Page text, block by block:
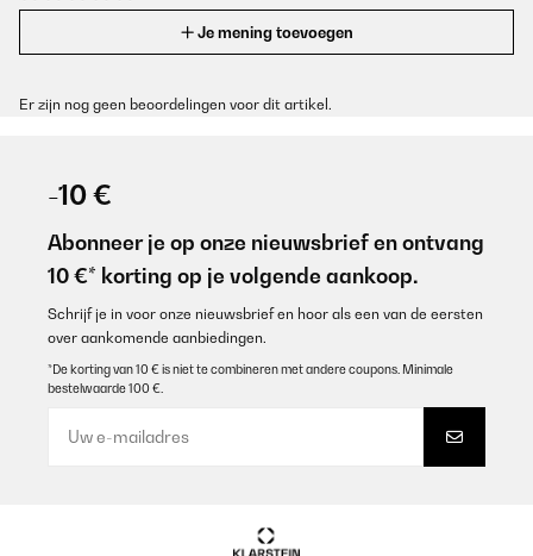
Je mening toevoegen
Er zijn nog geen beoordelingen voor dit artikel.
-10 €
Abonneer je op onze nieuwsbrief en ontvang
10 €* korting op je volgende aankoop.
Schrijf je in voor onze nieuwsbrief en hoor als een van de eersten
over aankomende aanbiedingen.
*De korting van 10 € is niet te combineren met andere coupons. Minimale
bestelwaarde 100 €.